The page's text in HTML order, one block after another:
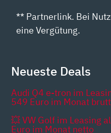
** Partnerlink. Bei
eine Vergütung.
Neueste Deals
Audi Q4 e-tron im
549 Euro im Monat
💥 VW Golf im Leasing
Euro im Monat netto